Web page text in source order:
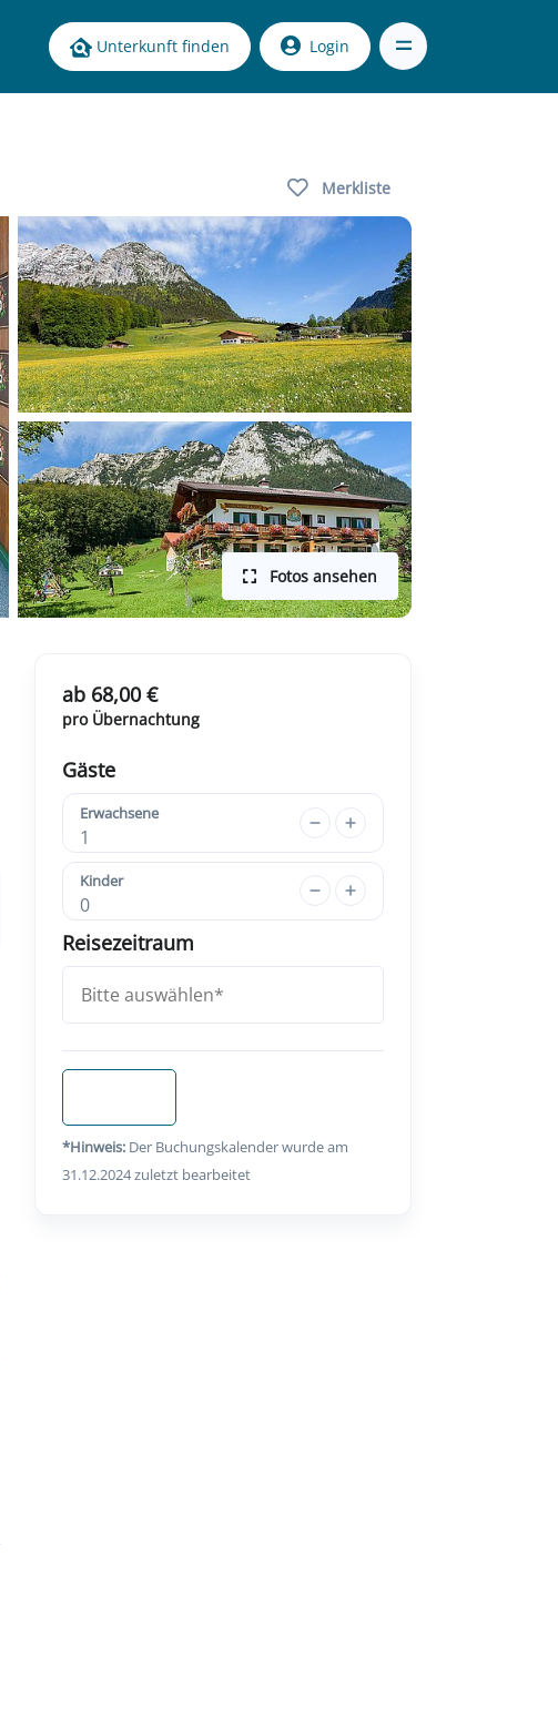
Unterkunft finden Login
Merkliste
Fotos ansehen
ab 68,00 €
pro Übernachtung
Gäste
Erwachsene
1
Kinder
0
Reisezeitraum
*Hinweis: Der Buchungskalender wurde am
31.12.2024 zuletzt bearbeitet